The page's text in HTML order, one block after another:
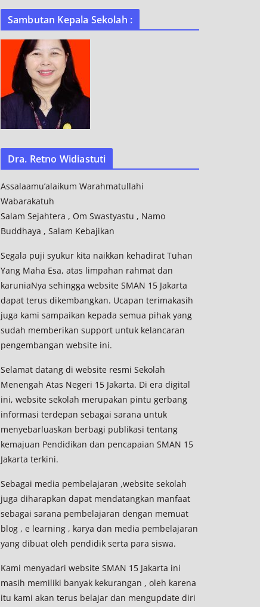
Sambutan Kepala Sekolah :
Dra. Retno Widiastuti
Assalaamu’alaikum Warahmatullahi
Wabarakatuh
Salam Sejahtera , Om Swastyastu , Namo
Buddhaya , Salam Kebajikan
Segala puji syukur kita naikkan kehadirat Tuhan
Yang Maha Esa, atas limpahan rahmat dan
karuniaNya sehingga website SMAN 15 Jakarta
dapat terus dikembangkan. Ucapan terimakasih
juga kami sampaikan kepada semua pihak yang
sudah memberikan support untuk kelancaran
pengembangan website ini.
Selamat datang di website resmi Sekolah
Menengah Atas Negeri 15 Jakarta. Di era digital
ini, website sekolah merupakan pintu gerbang
informasi terdepan sebagai sarana untuk
menyebarluaskan berbagi publikasi tentang
kemajuan Pendidikan dan pencapaian SMAN 15
Jakarta terkini.
Sebagai media pembelajaran ,website sekolah
juga diharapkan dapat mendatangkan manfaat
sebagai sarana pembelajaran dengan memuat
blog , e learning , karya dan media pembelajaran
yang dibuat oleh pendidik serta para siswa.
Kami menyadari website SMAN 15 Jakarta ini
masih memiliki banyak kekurangan , oleh karena
itu kami akan terus belajar dan mengupdate diri